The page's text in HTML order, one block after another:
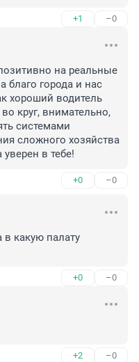
+1 –0
на реальные
благо города и нас
хороший водитель
круг, внимательно,
системами
сложного хозяйства
в тебе!
+0 –0
в какую палату
+0 –0
+2 –0